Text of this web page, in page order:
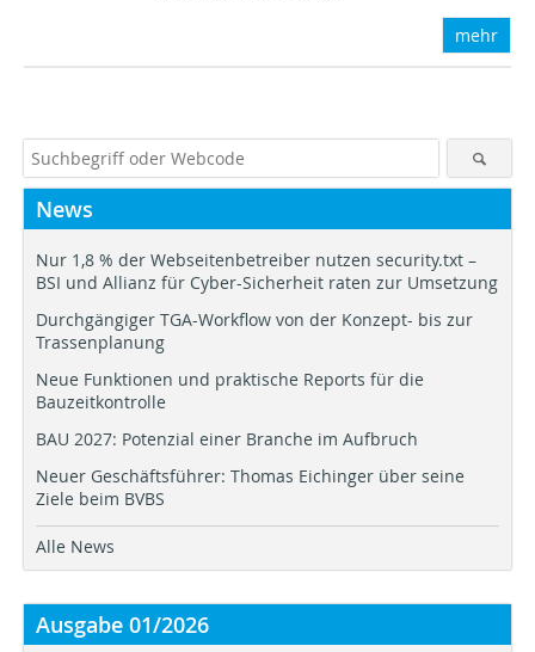
mehr
News
Nur 1,8 % der Webseitenbetreiber nutzen security.txt –
BSI und Allianz für Cyber-Sicherheit raten zur Umsetzung
Durchgängiger TGA-Workflow von der Konzept- bis zur
Trassenplanung
Neue Funktionen und praktische Reports für die
Bauzeitkontrolle
BAU 2027: Potenzial einer Branche im Aufbruch
Neuer Geschäftsführer: Thomas Eichinger über seine
Ziele beim BVBS
Alle News
Ausgabe 01/2026